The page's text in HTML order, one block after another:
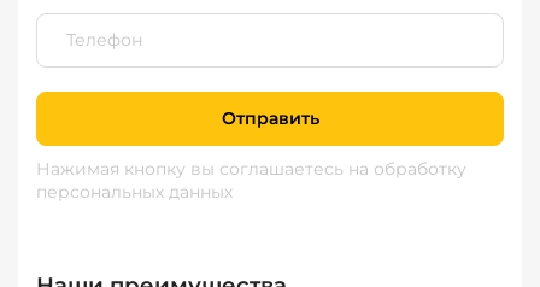
Отправить
Нажимая кнопку вы соглашаетесь на обработку
персональных данных